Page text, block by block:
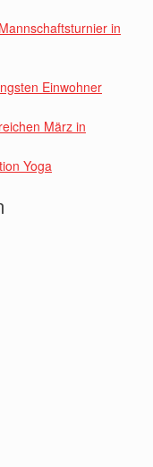
in
Einwohner
März in
Yoga